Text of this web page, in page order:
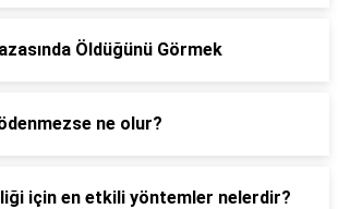
Öldüğünü Görmek
ne olur?
için en etkili yöntemler nelerdir?